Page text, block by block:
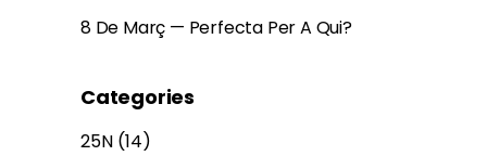
8 De Març — Perfecta Per A Qui?
Categories
25N (14)